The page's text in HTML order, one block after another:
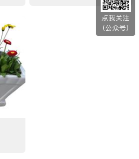
点我关注
（公众号）